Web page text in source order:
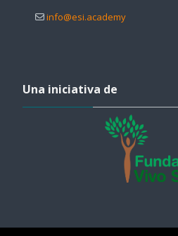
info@esi.academy
Una iniciativa de
Salta Ayuda